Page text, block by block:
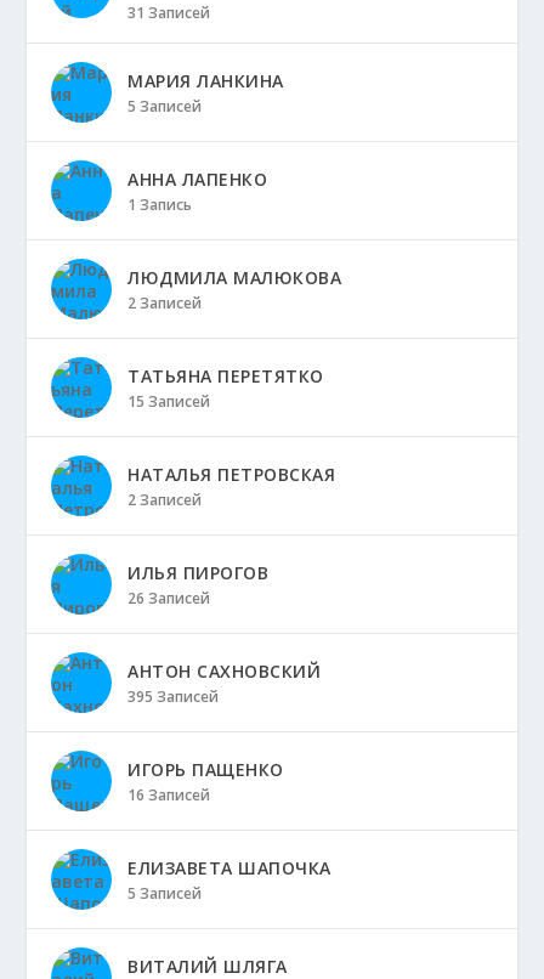
31 Записей
МАРИЯ ЛАНКИНА
5 Записей
АННА ЛАПЕНКО
1 Запись
ЛЮДМИЛА МАЛЮКОВА
2 Записей
ТАТЬЯНА ПЕРЕТЯТКО
15 Записей
НАТАЛЬЯ ПЕТРОВСКАЯ
2 Записей
ИЛЬЯ ПИРОГОВ
26 Записей
АНТОН САХНОВСКИЙ
395 Записей
ИГОРЬ ПАЩЕНКО
16 Записей
ЕЛИЗАВЕТА ШАПОЧКА
5 Записей
ВИТАЛИЙ ШЛЯГА